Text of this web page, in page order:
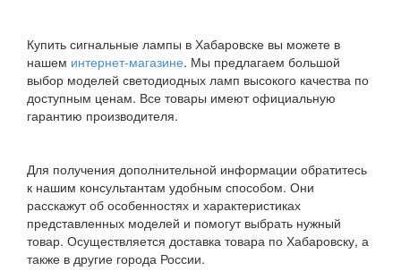
Купить сигнальные лампы в Хабаровске вы можете в
нашем интернет-магазине. Мы предлагаем большой
выбор моделей светодиодных ламп высокого качества по
доступным ценам. Все товары имеют официальную
гарантию производителя.
Для получения дополнительной информации обратитесь
к нашим консультантам удобным способом. Они
расскажут об особенностях и характеристиках
представленных моделей и помогут выбрать нужный
товар. Осуществляется доставка товара по Хабаровску, а
также в другие города России.